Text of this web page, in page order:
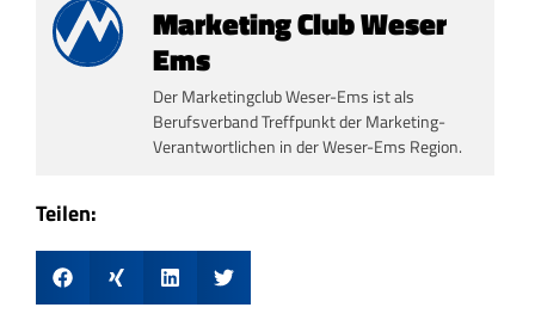
Marketing Club Weser
Ems
Der Marketingclub Weser-Ems ist als
Berufsverband Treffpunkt der Marketing-
Verantwortlichen in der Weser-Ems Region.
Teilen: